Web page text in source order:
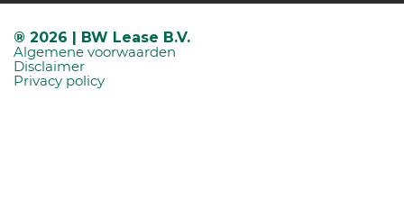
® 2026 | BW Lease B.V.
Algemene voorwaarden
Disclaimer
Privacy policy